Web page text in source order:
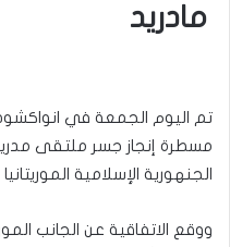
مادريد
تم اليوم الجمعة في
مسطرة إنجاز جسر ملتقى
الجنهورية الإسلامية
ووقع الاتفاقية عن الجانب